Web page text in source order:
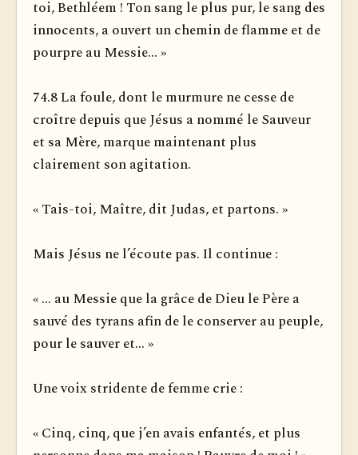
toi, Bethléem ! Ton sang le plus pur, le sang des
innocents, a ouvert un chemin de flamme et de
pourpre au Messie... »
74.8 La foule, dont le murmure ne cesse de
croître depuis que Jésus a nommé le Sauveur
et sa Mère, marque maintenant plus
clairement son agitation.
« Tais-toi, Maître, dit Judas, et partons. »
Mais Jésus ne l’écoute pas. Il continue :
« ... au Messie que la grâce de Dieu le Père a
sauvé des tyrans afin de le conserver au peuple,
pour le sauver et... »
Une voix stridente de femme crie :
« Cinq, cinq, que j’en avais enfantés, et plus